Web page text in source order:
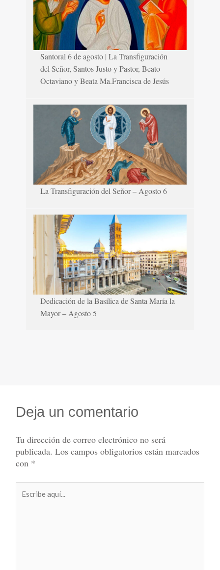
Santoral 6 de agosto | La Transfiguración
del Señor, Santos Justo y Pastor, Beato
Octaviano y Beata Ma.Francisca de Jesús
La Transfiguración del Señor – Agosto 6
Dedicación de la Basílica de Santa María la
Mayor – Agosto 5
Deja un comentario
Tu dirección de correo electrónico no será
publicada. Los campos obligatorios están marcados
con *
aquí...